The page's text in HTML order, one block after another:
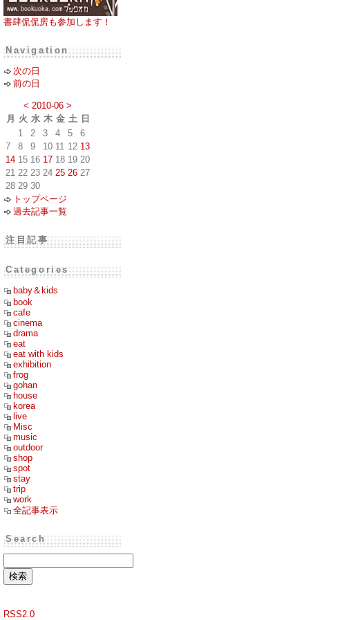
書肆侃侃房も参加します！
Navigation
次の日
前の日
< 2010-06 >
月
火 水 木 金 土 日
1
2 3 4 5
6
7
8 9 10 11 12 13
14 15 16 17 18 19 20
21 22 23 24 25 26 27
28 29 30
トップページ
過去記事一覧
注目記事
Categories
baby＆kids
book
cafe
cinema
drama
eat
eat with kids
exhibition
frog
gohan
house
korea
live
Misc
music
outdoor
shop
spot
stay
trip
work
全記事表示
Search
RSS2.0